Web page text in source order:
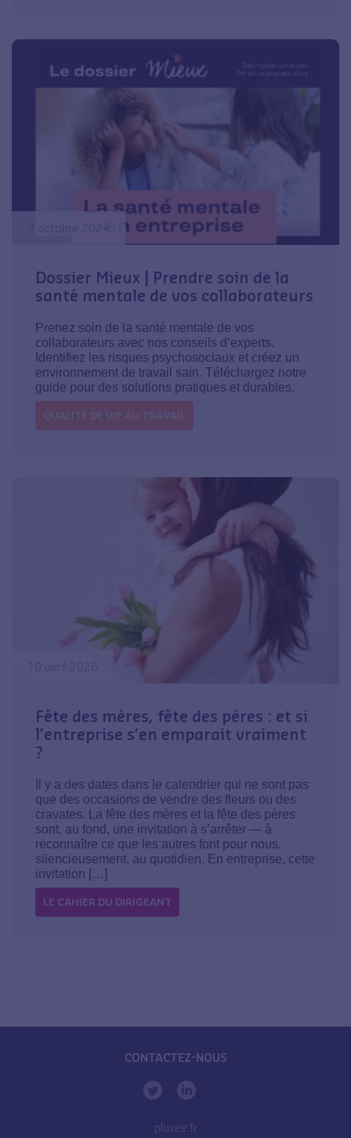
9 octobre 2024
Dossier Mieux | Prendre soin de la
santé mentale de vos collaborateurs
Prenez soin de la santé mentale de vos
collaborateurs avec nos conseils d’experts.
Identifiez les risques psychosociaux et créez un
environnement de travail sain. Téléchargez notre
guide pour des solutions pratiques et durables.
QUALITÉ DE VIE AU TRAVAIL
10 avril 2026
Fête des mères, fête des pères : et si
l’entreprise s’en emparait vraiment
?
Il y a des dates dans le calendrier qui ne sont pas
que des occasions de vendre des fleurs ou des
cravates. La fête des mères et la fête des pères
sont, au fond, une invitation à s’arrêter — à
reconnaître ce que les autres font pour nous,
silencieusement, au quotidien. En entreprise, cette
invitation […]
LE CAHIER DU DIRIGEANT
CONTACTEZ-NOUS
pluxee.fr